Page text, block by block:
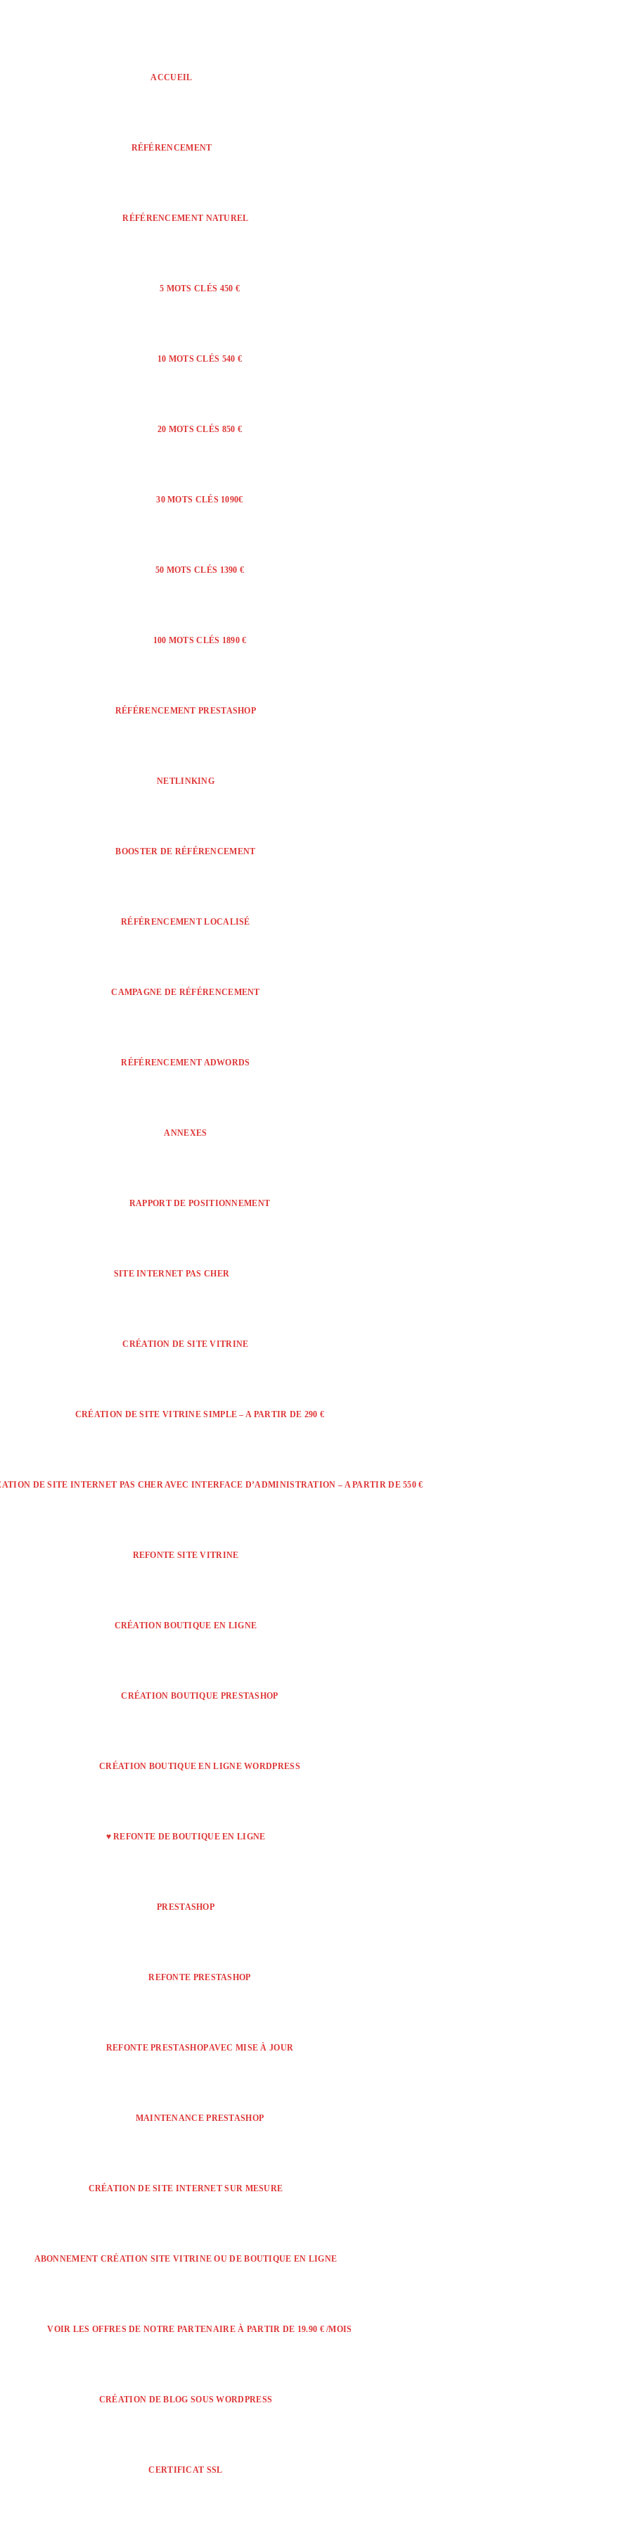
ACCUEIL
RÉFÉRENCEMENT
RÉFÉRENCEMENT NATUREL
5 MOTS CLÉS 450 €
10 MOTS CLÉS 540 €
20 MOTS CLÉS 850 €
30 MOTS CLÉS 1090€
50 MOTS CLÉS 1390 €
100 MOTS CLÉS 1890 €
RÉFÉRENCEMENT PRESTASHOP
NETLINKING
BOOSTER DE RÉFÉRENCEMENT
RÉFÉRENCEMENT LOCALISÉ
CAMPAGNE DE RÉFÉRENCEMENT
RÉFÉRENCEMENT ADWORDS
ANNEXES
RAPPORT DE POSITIONNEMENT
SITE INTERNET PAS CHER
CRÉATION DE SITE VITRINE
CRÉATION DE SITE VITRINE SIMPLE – A PARTIR DE 290 €
DE SITE INTERNET PAS CHER AVEC INTERFACE D’ADMINISTRATION – A PARTIR DE 550 €
REFONTE SITE VITRINE
CRÉATION BOUTIQUE EN LIGNE
CRÉATION BOUTIQUE PRESTASHOP
CRÉATION BOUTIQUE EN LIGNE WORDPRESS
♥ REFONTE DE BOUTIQUE EN LIGNE
PRESTASHOP
REFONTE PRESTASHOP
REFONTE PRESTASHOP AVEC MISE À JOUR
MAINTENANCE PRESTASHOP
CRÉATION DE SITE INTERNET SUR MESURE
ABONNEMENT CRÉATION SITE VITRINE OU DE BOUTIQUE EN LIGNE
VOIR LES OFFRES DE NOTRE PARTENAIRE À PARTIR DE 19.90 € /MOIS
CRÉATION DE BLOG SOUS WORDPRESS
CERTIFICAT SSL